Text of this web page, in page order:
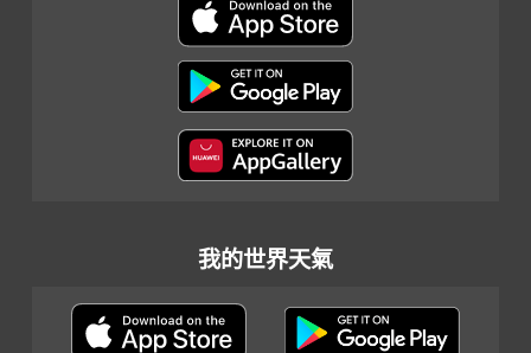
我的世界天氣